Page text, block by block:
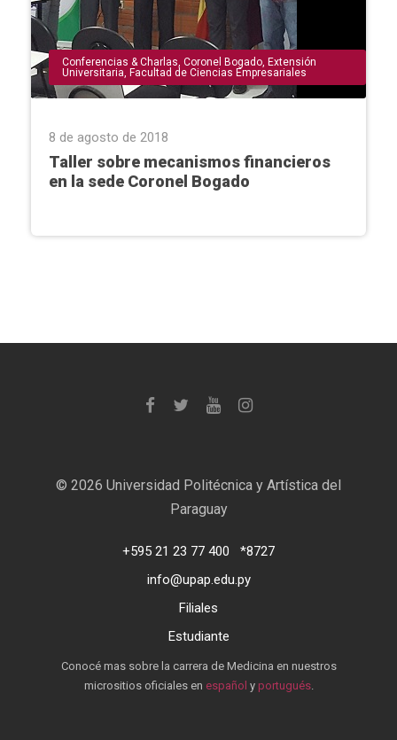
Conferencias & Charlas, Coronel Bogado, Extensión
Universitaria, Facultad de Ciencias Empresariales
8 de agosto de 2018
Taller sobre mecanismos financieros
en la sede Coronel Bogado
© 2026 Universidad Politécnica y Artística del
Paraguay
+595 21 23 77 400
*8727
info@upap.edu.py
Filiales
Estudiante
Conocé mas sobre la carrera de Medicina en nuestros
micrositios oficiales en español y portugués.